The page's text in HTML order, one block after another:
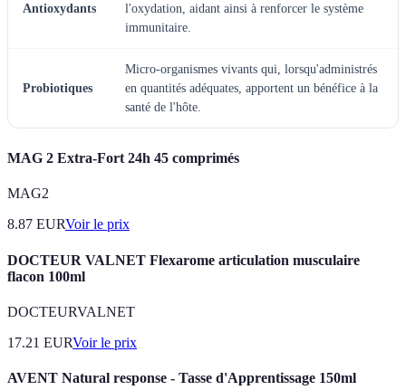
Antioxydants
l'oxydation, aidant ainsi à renforcer le système
immunitaire.
Probiotiques
Micro-organismes vivants qui, lorsqu'administrés
en quantités adéquates, apportent un bénéfice à la
santé de l'hôte.
MAG 2 Extra-Fort 24h 45 comprimés
MAG2
8.87 EURVoir le prix
DOCTEUR VALNET Flexarome articulation musculaire
flacon 100ml
DOCTEURVALNET
17.21 EURVoir le prix
AVENT Natural response - Tasse d'Apprentissage 150ml